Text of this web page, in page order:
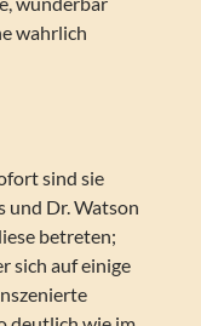
wahrlich
sind sie
und Dr. Watson
betreten;
sich auf einige